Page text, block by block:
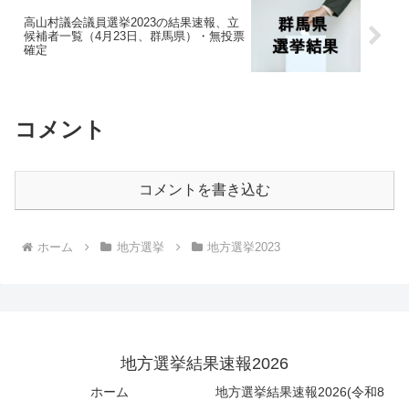
高山村議会議員選挙2023の結果速報、立
候補者一覧（4月23日、群馬県）・無投票
確定
コメント
コメントを書き込む
ホーム 地方選挙 地方選挙2023
地方選挙結果速報2026
ホーム
地方選挙結果速報2026(令和8